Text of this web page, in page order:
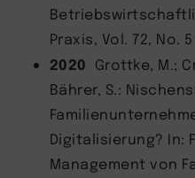
Praxis, Vol. 72, No.
2020 Grottke, M.;
Bährer, S.:
Digitalisierung? In:
Management von